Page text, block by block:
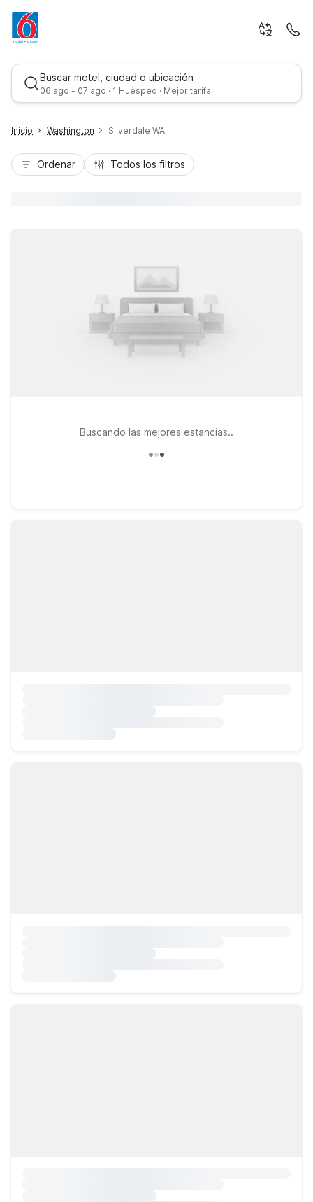
Buscar motel, ciudad o ubicación
06 ago - 07 ago · 1 Huésped · Mejor tarifa
Inicio Washington Silverdale WA
Ordenar Todos los filtros
Buscando las mejores estancias..